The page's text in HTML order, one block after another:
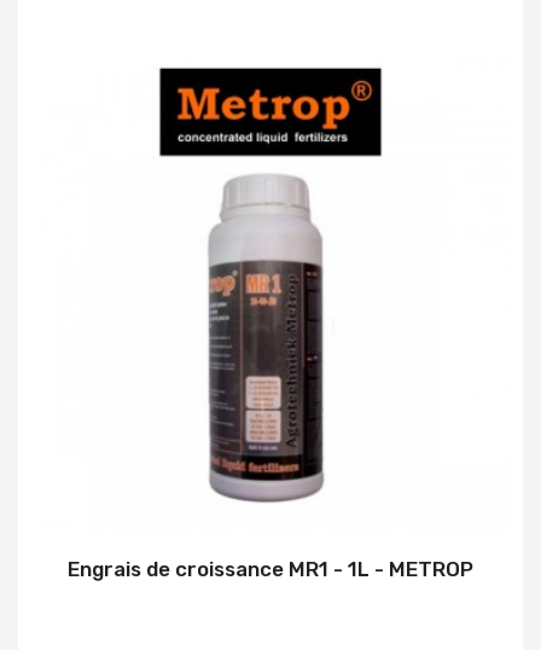
Engrais de croissance MR1 - 1L - METROP